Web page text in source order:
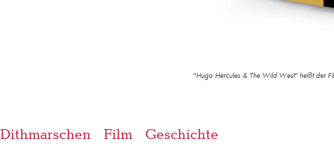
"Hugo Hercules & The Wild West" heißt der
Dithmarschen Film Geschichte